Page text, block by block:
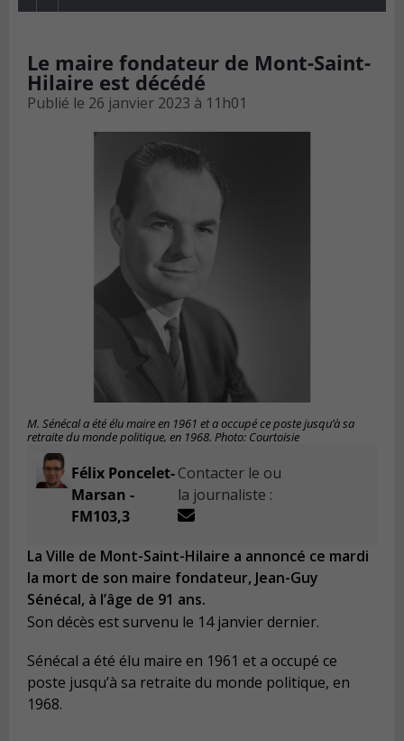
Le maire fondateur de Mont-Saint-
Hilaire est décédé
Publié le 26 janvier 2023 à 11h01
M. Sénécal a été élu maire en 1961 et a occupé ce poste jusqu’à sa
retraite du monde politique, en 1968. Photo: Courtoisie
Félix Poncelet-
Marsan -
FM103,3
Contacter le ou
la journaliste :
La Ville de Mont-Saint-Hilaire a annoncé ce mardi
la mort de son maire fondateur, Jean-Guy
Sénécal, à l’âge de 91 ans.
Son décès est survenu le 14 janvier dernier.
Sénécal a été élu maire en 1961 et a occupé ce
poste jusqu’à sa retraite du monde politique, en
1968.